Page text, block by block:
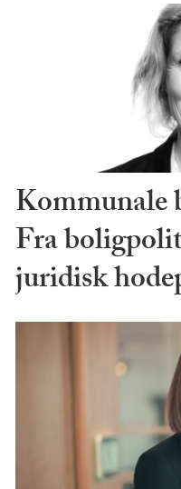
Kommunale
Fra
juridisk